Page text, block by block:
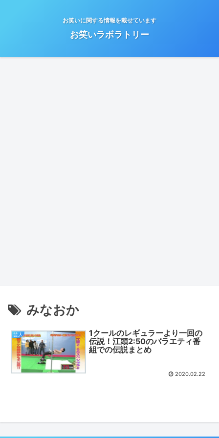
お笑いに関する情報を載せています
お笑いラボラトリー
みなおか
芸人
1クールのレギュラーより一回の
伝説！江頭2:50のバラエティ番
組での伝説まとめ
2020.02.22